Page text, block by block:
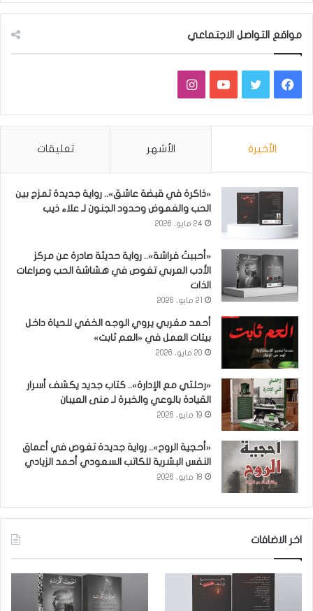
مواقع التواصل الاجتماعي
فيسبوكتويتر يوتيوبانستقرام
الأخيرة الأشهر تعليقات
«ذاكرة في قبضة عاشق».. رواية جديدة تمزج بين
الحب والغموض وحدود الجنون لـ علاء ذيب
24 مايو، 2026
«أحببتُ فراشة».. رواية حديثة صادرة عن مركز
الأدب العربي تغوص في هشاشة الحب وصراعات
الذات
21 مايو، 2026
أحمد مغربي يروي الوجه الخفي للحياة داخل
بيئات العمل في «العم ثابت»
20 مايو، 2026
«رحلتي مع الإدارة».. كتاب جديد يكشف أسرار
القيادة بالوعي والخبرة لـ منى العيبان
19 مايو، 2026
«أحجية الروح».. رواية جديدة تغوص في أعماق
النفس البشرية للكاتب السعودي أحمد الزيادي
18 مايو، 2026
اخر الاضافات